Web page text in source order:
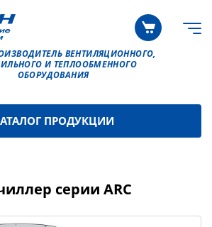
ВЕНТИЛЯЦИОННОГО,
И ТЕПЛООБМЕННОГО
ОБОРУДОВАНИЯ
ПРОДУКЦИИ
серии ARС